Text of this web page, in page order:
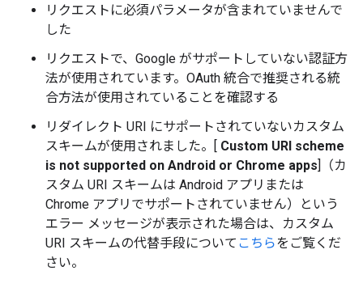
リクエストに必須パラメータが含まれていませんで
した
リクエストで、Google がサポートしていない認証方
法が使用されています。OAuth 統合で推奨される統
合方法が使用されていることを確認する
リダイレクト URI にサポートされていないカスタム
スキームが使用されました。[ Custom URI scheme
is not supported on Android or Chrome apps]（カ
スタム URI スキームは Android アプリまたは
Chrome アプリでサポートされていません）という
エラー メッセージが表示された場合は、カスタム
URI スキームの代替手段について こちらをご覧くだ
さい。